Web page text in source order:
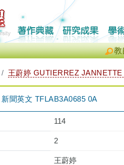
教
王蔚婷 GUTIERREZ JANNETTE
聞英文 TFLAB3A0685 0A
114
2
王蔚婷